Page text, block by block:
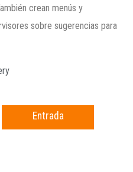
crean menús y
sobre sugerencias para
Entrada